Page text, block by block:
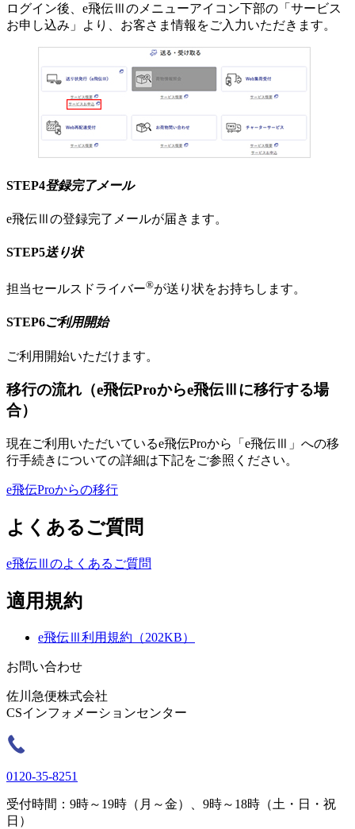
ログイン後、e飛伝Ⅲのメニューアイコン下部の「サービス
お申し込み」より、お客さま情報をご入力いただきます。
STEP4登録完了メール
e飛伝Ⅲの登録完了メールが届きます。
STEP5送り状
担当セールスドライバー®が送り状をお持ちします。
STEP6ご利用開始
ご利用開始いただけます。
移行の流れ（e飛伝Proからe飛伝Ⅲに移行する場
合）
現在ご利用いただいているe飛伝Proから「e飛伝Ⅲ」への移
行手続きについての詳細は下記をご参照ください。
e飛伝Proからの移行
よくあるご質問
e飛伝Ⅲのよくあるご質問
適用規約
e飛伝Ⅲ利用規約（202KB）
お問い合わせ
佐川急便株式会社
CSインフォメーションセンター
0120-35-8251
受付時間：9時～19時（月～金）、9時～18時（土・日・祝
日）